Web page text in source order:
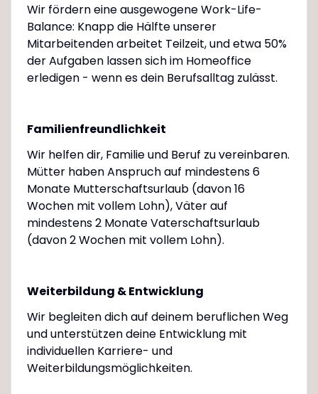
Wir fördern eine ausgewogene Work-Life-
Balance: Knapp die Hälfte unserer
Mitarbeitenden arbeitet Teilzeit, und etwa 50%
der Aufgaben lassen sich im Homeoffice
erledigen - wenn es dein Berufsalltag zulässt.
Familienfreundlichkeit
Wir helfen dir, Familie und Beruf zu vereinbaren.
Mütter haben Anspruch auf mindestens 6
Monate Mutterschaftsurlaub (davon 16
Wochen mit vollem Lohn), Väter auf
mindestens 2 Monate Vaterschaftsurlaub
(davon 2 Wochen mit vollem Lohn).
Weiterbildung & Entwicklung
Wir begleiten dich auf deinem beruflichen Weg
und unterstützen deine Entwicklung mit
individuellen Karriere- und
Weiterbildungsmöglichkeiten.